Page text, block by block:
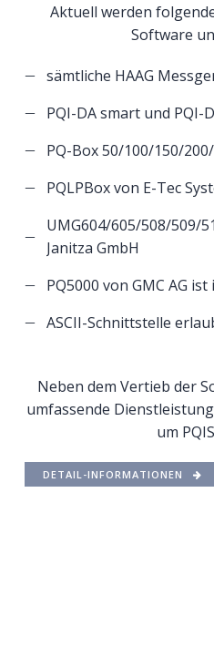
Aktuell werden
Software
sämtliche HAAG
PQI-DA smart und PQI-
PQ-Box 50/100/150/
PQLPBox von E-Tec
UMG604/605/508/509/
Janitza GmbH
PQ5000 von GMC AG
ASCII-Schnittstelle
Neben dem Vertieb der
umfassende
um
DETAIL-INFORMATIONEN